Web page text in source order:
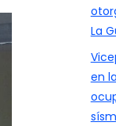
La
en